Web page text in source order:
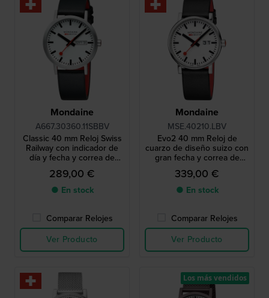
Mondaine
A667.30360.11SBBV
Classic 40 mm Reloj Swiss
Railway con indicador de
día y fecha y correa de
cuero vegano
289,00 €
● En stock
Comparar Relojes
Ver Producto
Mondaine
MSE.40210.LBV
Evo2 40 mm Reloj de
cuarzo de diseño suizo con
gran fecha y correa de
cuero vegano
339,00 €
● En stock
Comparar Relojes
Ver Producto
Los más vendidos